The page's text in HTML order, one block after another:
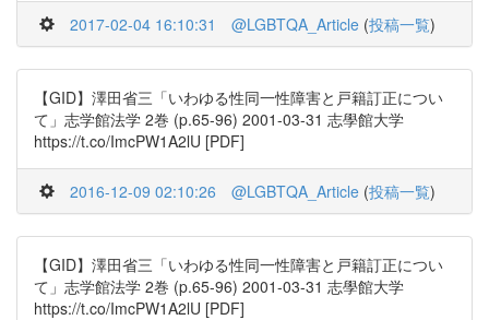
2017-02-04 16:10:31 @LGBTQA_Article (投稿一覧)
【GID】澤田省三「いわゆる性同一性障害と戸籍訂正につい
て」志学館法学 2巻 (p.65-96) 2001-03-31 志學館大学
https://t.co/ImcPW1A2lU [PDF]
2016-12-09 02:10:26 @LGBTQA_Article (投稿一覧)
【GID】澤田省三「いわゆる性同一性障害と戸籍訂正につい
て」志学館法学 2巻 (p.65-96) 2001-03-31 志學館大学
https://t.co/ImcPW1A2lU [PDF]